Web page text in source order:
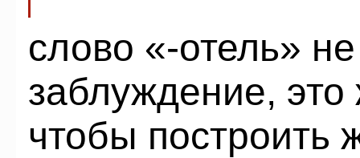
слово «-отель»
заблуждение,
чтобы построить